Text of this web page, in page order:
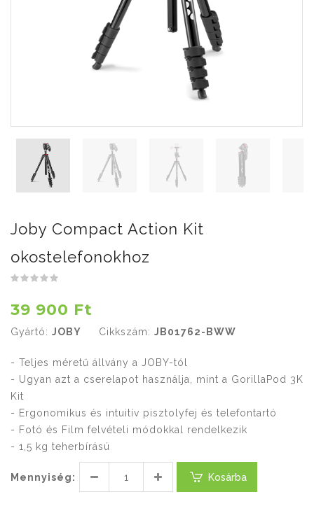
Joby Compact Action Kit
okostelefonokhoz
39 900 Ft
Gyártó: JOBY Cikkszám: JB01762-BWW
- Teljes méretű állvány a JOBY-tól
- Ugyan azt a cserelapot használja, mint a GorillaPod 3K
Kit
- Ergonomikus és intuitív pisztolyfej és telefontartó
- Fotó és Film felvételi módokkal rendelkezik
- 1,5 kg teherbírású
Mennyiség: Kosárba